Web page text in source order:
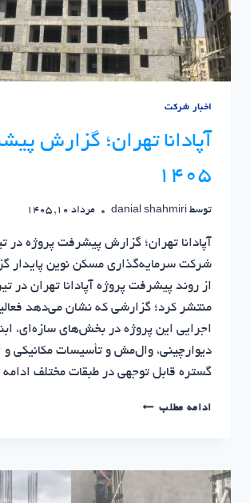
اخبار شرکت
آپادانا تهران؛ گزارش
۱۴۰۵
توسط danial shahmiri مرداد 10, 1405
شرکت سرمایه‌گذاری مسکن نوین پایدار
منتشر کرد؛ گزارشی که نشان می‌دهد
اجرایی این پروژه در بخش‌های سازه‌ای،
دیوارچینی، وال‌مش و تأسیسات مکانیکی و
گستره قابل توجهی در طبقات مختلف
ادامه مطلبآپادانا
تیر